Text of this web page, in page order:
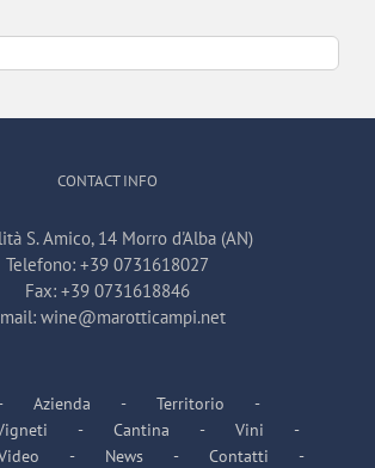
CONTACT INFO
S. Amico, 14 Morro d'Alba (AN)
Telefono: +39 0731618027
Fax: +39 0731618846
wine@marotticampi.net
Azienda
Territorio
Cantina
Vini
News Contatti